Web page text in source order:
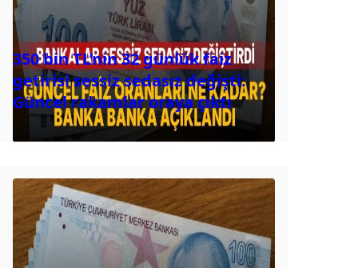
350 bin TL’nin 32 günlük faiz
getirisi sessiz sedasız değişti:
Güncel rakamlar oraya çıktı